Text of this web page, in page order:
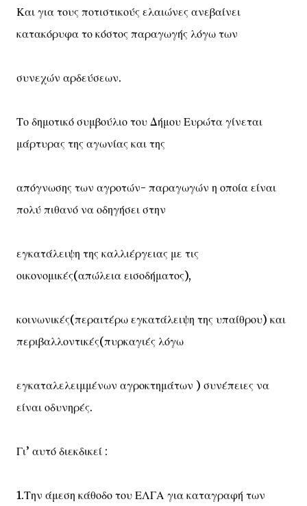
Και για τους ποτιστικούς ελαιώνες ανεβαίνει
κατακόρυφα το κόστος παραγωγής λόγω των
συνεχών αρδεύσεων.
Το δημοτικό συμβούλιο του Δήμου Ευρώτα γίνεται
μάρτυρας της αγωνίας και της
απόγνωσης των αγροτών- παραγωγών η οποία είναι
πολύ πιθανό να οδηγήσει στην
εγκατάλειψη της καλλιέργειας με τις
οικονομικές(απώλεια εισοδήματος),
κοινωνικές(περαιτέρω εγκατάλειψη της υπαίθρου) και
περιβαλλοντικές(πυρκαγιές λόγω
εγκαταλελειμμένων αγροκτημάτων ) συνέπειες να
είναι οδυνηρές.
Γι’ αυτό διεκδικεί :
1.Την άμεση κάθοδο του ΕΛΓΑ για καταγραφή των